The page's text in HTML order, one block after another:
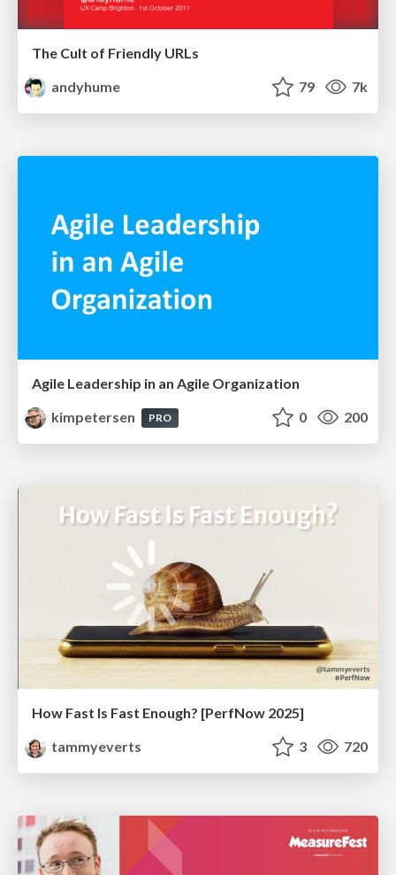
The Cult of Friendly URLs
andyhume
79 7k
Agile Leadership in an Agile Organization
kimpetersen
PRO 0 200
How Fast Is Fast Enough? [PerfNow 2025]
tammyeverts
3 720